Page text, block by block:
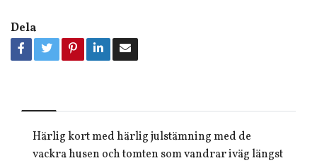
Dela
Härlig kort med härlig julstämning med de
vackra husen och tomten som vandrar iväg längst